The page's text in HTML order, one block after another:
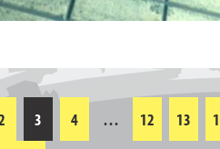
3 4 … 12 13